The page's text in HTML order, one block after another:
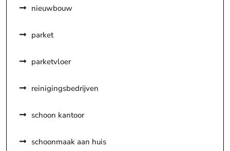
nieuwbouw
parket
parketvloer
reinigingsbedrijven
schoon kantoor
schoonmaak aan huis